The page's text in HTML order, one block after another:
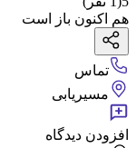
هم اکنون باز است
تماس
مسیریابی
افزودن دیدگاه